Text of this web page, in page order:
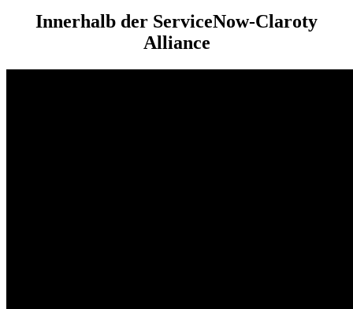
Innerhalb der ServiceNow-Claroty
Alliance